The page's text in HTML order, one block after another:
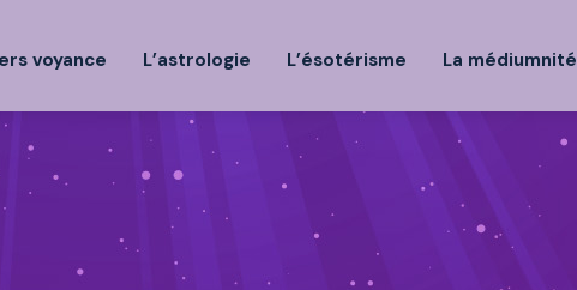
voyance L’astrologie L’ésotérisme La médiumnité